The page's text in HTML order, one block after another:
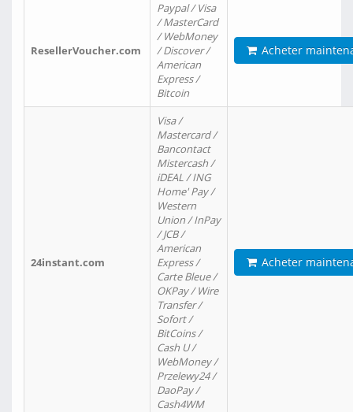
ResellerVoucher.com
Paypal / Visa
/ MasterCard
/ WebMoney
/ Discover /
American
Express /
Bitcoin
Acheter
24instant.com
Visa /
Mastercard /
Bancontact
Mistercash /
iDEAL / ING
Home' Pay /
Western
Union / InPay
/ JCB /
American
Express /
Carte Bleue /
OKPay / Wire
Transfer /
Sofort /
BitCoins /
Cash U /
WebMoney /
Przelewy24 /
DaoPay /
Cash4WM
Acheter